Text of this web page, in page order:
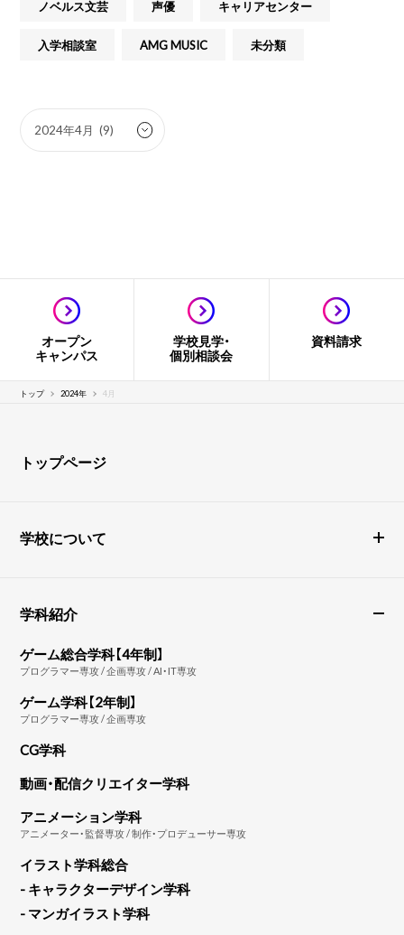
ノベルス文芸 声優 キャリアセンター
入学相談室 AMG MUSIC 未分類
オープン
キャンパス
学校見学・
個別相談会
資料請求
トップ 2024年 4月
トップページ
学校について
学科紹介
ゲーム総合学科【4年制】
プログラマー専攻 / 企画専攻 / AI・IT専攻
ゲーム学科【2年制】
プログラマー専攻 / 企画専攻
CG学科
動画・配信クリエイター学科
アニメーション学科
アニメーター・監督専攻 / 制作・プロデューサー専攻
イラスト学科総合
- キャラクターデザイン学科
- マンガイラスト学科